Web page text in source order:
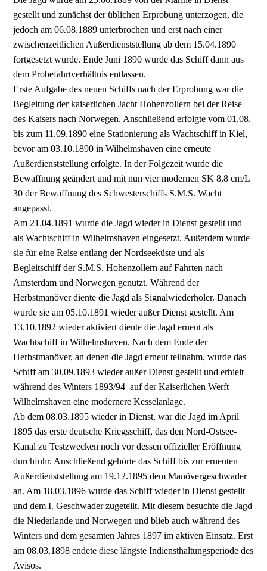
gestellt und zunächst der üblichen Erprobung unterzogen, die
jedoch am 06.08.1889 unterbrochen und erst nach einer
zwischenzeitlichen Außerdienststellung ab dem 15.04.1890
fortgesetzt wurde. Ende Juni 1890 wurde das Schiff dann aus
dem Probefahrtverhältnis entlassen.
Erste Aufgabe des neuen Schiffs nach der Erprobung war die
Begleitung der kaiserlichen Jacht Hohenzollern bei der Reise
des Kaisers nach Norwegen. Anschließend erfolgte vom 01.08.
bis zum 11.09.1890 eine Stationierung als Wachtschiff in Kiel,
bevor am 03.10.1890 in Wilhelmshaven eine erneute
Außerdienststellung erfolgte. In der Folgezeit wurde die
Bewaffnung geändert und mit nun vier modernen SK 8,8 cm/L
30 der Bewaffnung des Schwesterschiffs S.M.S. Wacht
angepasst.
Am 21.04.1891 wurde die Jagd wieder in Dienst gestellt und
als Wachtschiff in Wilhelmshaven eingesetzt. Außerdem wurde
sie für eine Reise entlang der Nordseeküste und als
Begleitschiff der S.M.S. Hohenzollern auf Fahrten nach
Amsterdam und Norwegen genutzt. Während der
Herbstmanöver diente die Jagd als Signalwiederholer. Danach
wurde sie am 05.10.1891 wieder außer Dienst gestellt. Am
13.10.1892 wieder aktiviert diente die Jagd erneut als
Wachtschiff in Wilhelmshaven. Nach dem Ende der
Herbstmanöver, an denen die Jagd erneut teilnahm, wurde das
Schiff am 30.09.1893 wieder außer Dienst gestellt und erhielt
während des Winters 1893/94 auf der Kaiserlichen Werft
Wilhelmshaven eine modernere Kesselanlage.
Ab dem 08.03.1895 wieder in Dienst, war die Jagd im April
1895 das erste deutsche Kriegsschiff, das den Nord-Ostsee-
Kanal zu Testzwecken noch vor dessen offizieller Eröffnung
durchfuhr. Anschließend gehörte das Schiff bis zur erneuten
Außerdienststellung am 19.12.1895 dem Manövergeschwader
an. Am 18.03.1896 wurde das Schiff wieder in Dienst gestellt
und dem I. Geschwader zugeteilt. Mit diesem besuchte die Jagd
die Niederlande und Norwegen und blieb auch während des
Winters und dem gesamten Jahres 1897 im aktiven Einsatz. Erst
am 08.03.1898 endete diese längste Indiensthaltungsperiode des
Avisos.